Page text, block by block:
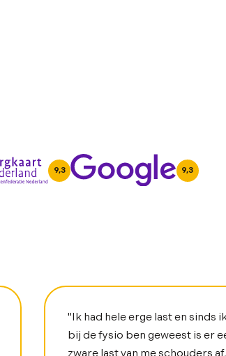
9,3 9,3
"Ik had hele erge last en sinds
bij de fysio ben geweest is er